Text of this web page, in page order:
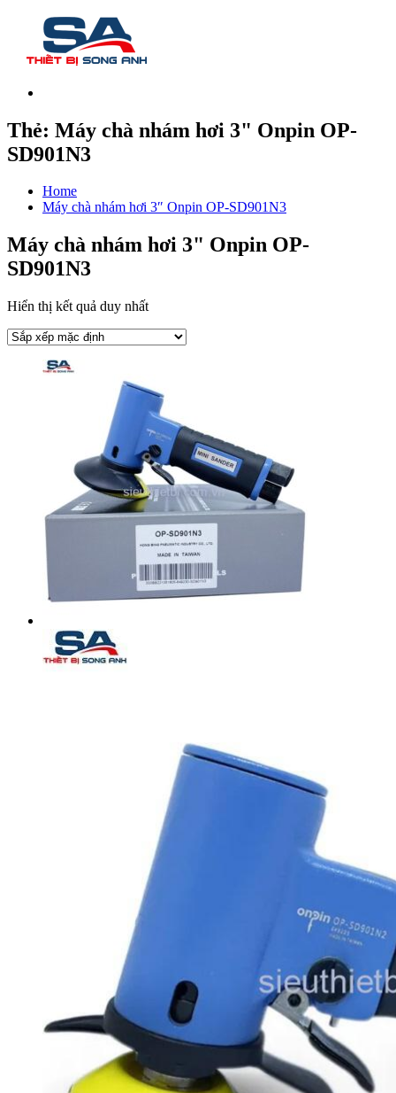
Thẻ: Máy chà nhám hơi 3" Onpin OP-
SD901N3
Home
Máy chà nhám hơi 3″ Onpin OP-SD901N3
Máy chà nhám hơi 3" Onpin OP-
SD901N3
Hiển thị kết quả duy nhất